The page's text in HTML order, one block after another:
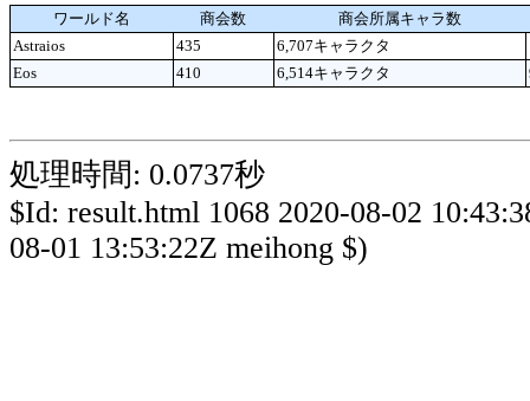
ワールド名 商会数
商会所属キャラ数
Astraios
435 6,707キャラクタ
Eos
410 6,514キャラクタ
処理時間: 0.0737秒
$Id: result.html 1068 2020-08-02
08-01 13:53:22Z meihong $)